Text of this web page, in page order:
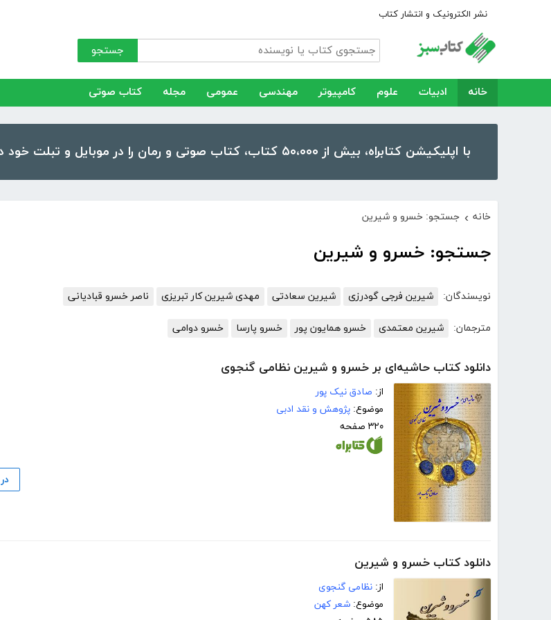
نشر الکترونیک و انتشار کتاب
جستجو
خانه ادبیات علوم کامپیوتر مهندسی عمومی مجله کتاب صوتی
با اپلیکیشن کتابراه، بیش از ۵۰،۰۰۰ کتاب، کتاب صوتی و رمان را در موبایل و تبلت خود داشته باشید!
خانه › جستجو: خسرو و شیرین
جستجو: خسرو و شیرین
نویسندگان: شیرین فرجی گودرزی شیرین سعادتی مهدی شیرین کار تبریزی ناصر خسرو قبادیانی
مترجمان: شیرین معتمدی خسرو همایون پور خسرو پارسا خسرو دوامی
دانلود کتاب حاشیه‌ای بر خسرو و شیرین نظامی‌ گنجوی
از: صادق نیک پور
موضوع: پژوهش و نقد ادبی
۳۲۰ صفحه
دانلود کتاب خسرو و شیرین
از: نظامی گنجوی
موضوع: شعر کهن